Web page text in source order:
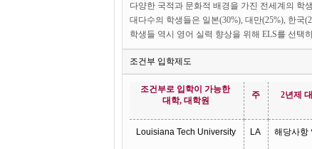
다양한 국적과 문화적 배경을 가진 전세계의 학
대다수의 학생들은 일본(30%), 대만(25%), 한국
학생들 역시 영어 실력 향상을 위해 ELS를 선택
조건부 입학제도
조건부로 입학이 가능한
대학, 대학원
주 2년제
Louisiana Tech University LA 해당사항